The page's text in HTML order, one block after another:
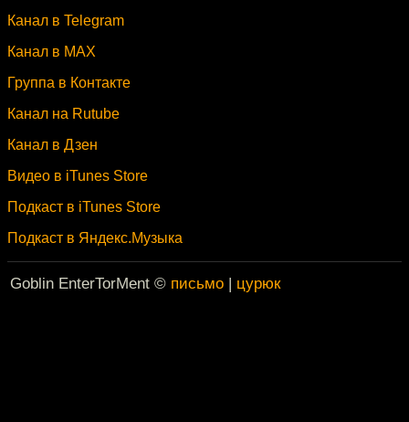
Канал в Telegram
Канал в MAX
Группа в Контакте
Канал на Rutube
Канал в Дзен
Видео в iTunes Store
Подкаст в iTunes Store
Подкаст в Яндекс.Музыка
Goblin EnterTorMent © письмо | цурюк